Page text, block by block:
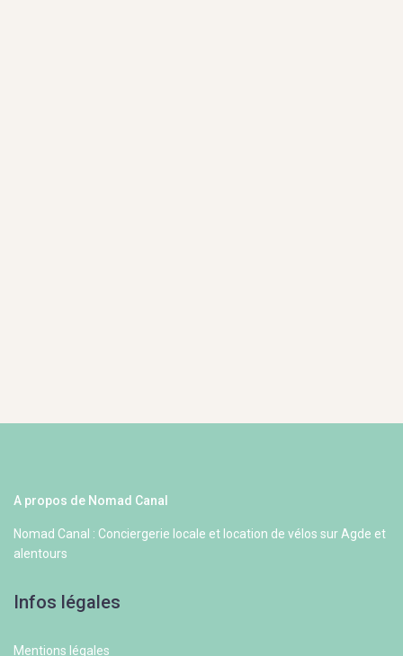
A propos de Nomad Canal
Nomad Canal : Conciergerie locale et location de vélos sur Agde et
alentours
Infos légales
Mentions légales